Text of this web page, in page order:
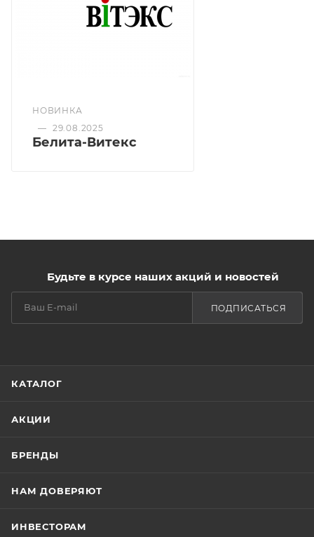
разглаживают кожу.
НОВИНКА
— 29.08.2025
Белита-Витекс
Будьте в курсе наших акций и новостей
ПОДПИСАТЬСЯ
КАТАЛОГ
АКЦИИ
БРЕНДЫ
НАМ ДОВЕРЯЮТ
ИНВЕСТОРАМ